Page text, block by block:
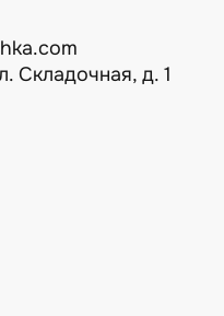
Складочная, д. 1